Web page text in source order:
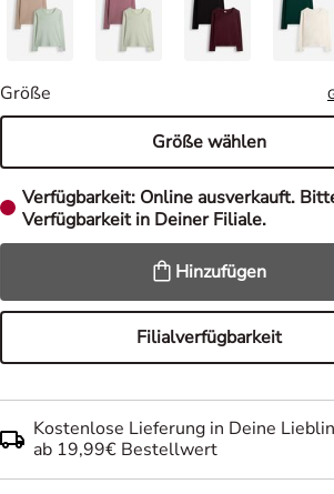
Größe
Größe wählen
Verfügbarkeit: Online ausverkauft.
Verfügbarkeit in Deiner Filiale.
Hinzufügen
Filialverfügbarkeit
Kostenlose Lieferung in Deine
ab 19,99€ Bestellwert